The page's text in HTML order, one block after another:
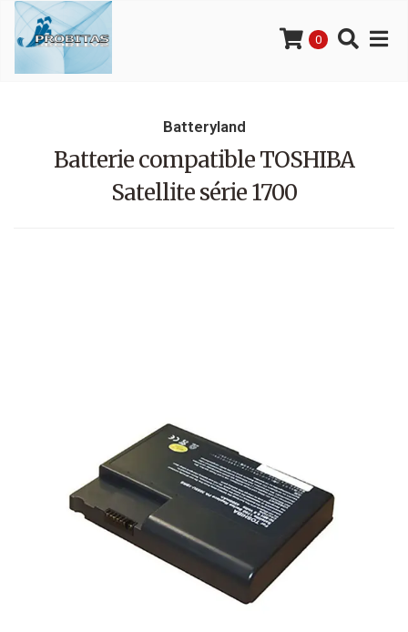
0
Batteryland
Batterie compatible TOSHIBA
Satellite série 1700